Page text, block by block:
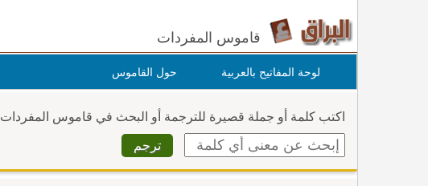
قاموس المفردات
لوحة المفاتيح بالعربية حول القاموس
اكتب كلمة أو جملة قصيرة للترجمة أو البحث في قاموس المفردات